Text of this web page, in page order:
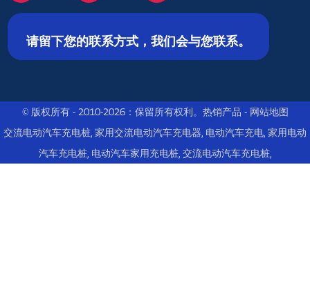
请留下您的联系方式，我们会与您联系。
© 版权所有 - 2010-2026：保留所有权利。 热销产品 - 网站地图
交流电动汽车充电桩 家用交流电动汽车充电器 电动汽车充电 家用电动
汽车充电桩, 电动汽车家用充电桩, 交流电动汽车充电桩,